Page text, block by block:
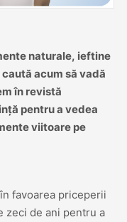
naturale, ieftine
acum să vadă
în revistă
pentru a vedea
viitoare pe
favoarea priceperii
zeci de ani pentru a